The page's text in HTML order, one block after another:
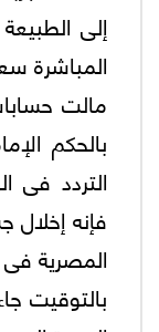
إلى
المباشرة
مالت
التردد فى
فإنه إخلال
المصرية فى
بالتوقيت